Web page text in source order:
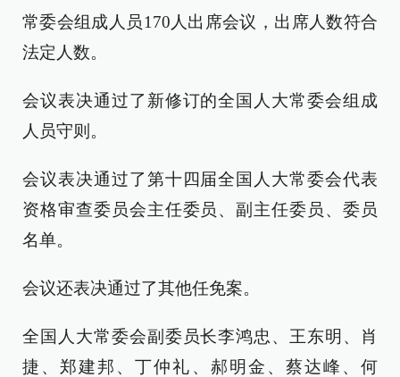
常委会组成人员170人出席会议，出席人数符合
法定人数。
会议表决通过了新修订的全国人大常委会组成
人员守则。
会议表决通过了第十四届全国人大常委会代表
资格审查委员会主任委员、副主任委员、委员
名单。
会议还表决通过了其他任免案。
全国人大常委会副委员长李鸿忠、王东明、肖
捷、郑建邦、丁仲礼、郝明金、蔡达峰、何